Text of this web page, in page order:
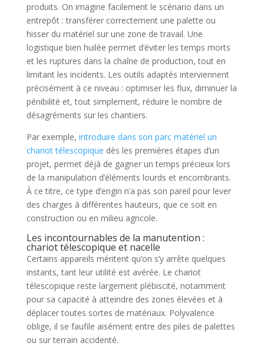
produits. On imagine facilement le scénario dans un
entrepôt : transférer correctement une palette ou
hisser du matériel sur une zone de travail. Une
logistique bien huilée permet d’éviter les temps morts
et les ruptures dans la chaîne de production, tout en
limitant les incidents. Les outils adaptés interviennent
précisément à ce niveau : optimiser les flux, diminuer la
pénibilité et, tout simplement, réduire le nombre de
désagréments sur les chantiers.
Par exemple, introduire dans son parc matériel un
chariot télescopique dès les premières étapes d’un
projet, permet déjà de gagner un temps précieux lors
de la manipulation d’éléments lourds et encombrants.
À ce titre, ce type d’engin n’a pas son pareil pour lever
des charges à différentes hauteurs, que ce soit en
construction ou en milieu agricole.
Les incontournables de la manutention :
chariot télescopique et nacelle
Certains appareils méritent qu’on s’y arrête quelques
instants, tant leur utilité est avérée. Le chariot
télescopique reste largement plébiscité, notamment
pour sa capacité à atteindre des zones élevées et à
déplacer toutes sortes de matériaux. Polyvalence
oblige, il se faufile aisément entre des piles de palettes
ou sur terrain accidenté.